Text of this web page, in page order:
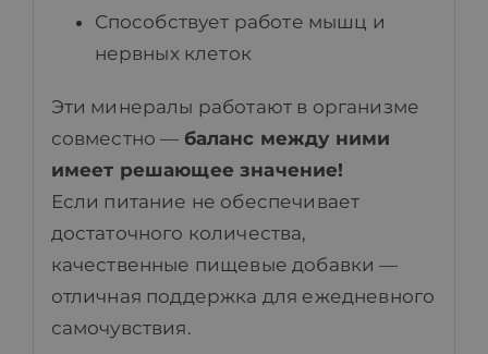
Способствует работе мышц и
нервных клеток
Эти минералы работают в организме
совместно — баланс между ними
имеет решающее значение!
Если питание не обеспечивает
достаточного количества,
качественные пищевые добавки —
отличная поддержка для ежедневного
самочувствия.